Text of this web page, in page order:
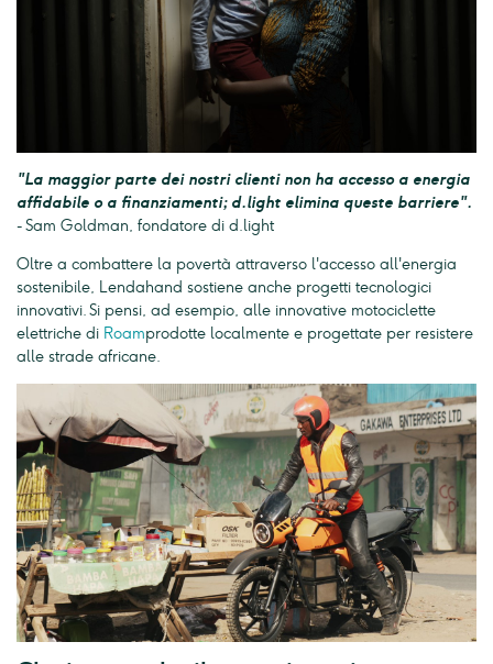
"La maggior parte dei nostri clienti non ha accesso a energia
affidabile o a finanziamenti; d.light elimina queste barriere".
- Sam Goldman, fondatore di d.light
Oltre a combattere la povertà attraverso l'accesso all'energia
sostenibile, Lendahand sostiene anche progetti tecnologici
innovativi. Si pensi, ad esempio, alle innovative motociclette
elettriche di Roamprodotte localmente e progettate per resistere
alle strade africane.